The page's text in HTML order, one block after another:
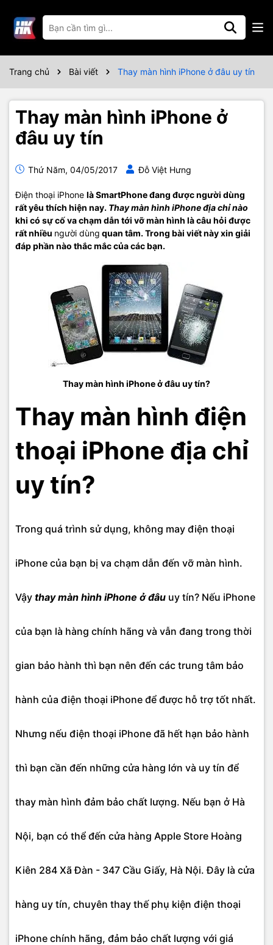
Trang chủ Bài viết Thay màn hình iPhone ở đâu uy tín
Thay màn hình iPhone ở
đâu uy tín
Thứ Năm, 04/05/2017 Đỗ Việt Hưng
Điện thoại iPhone là SmartPhone đang được người dùng
rất yêu thích hiện nay. Thay màn hìnhiPhone địa chỉ nào
khi có sự cố va chạm dẫn tới vỡ màn hình là câu hỏi được
rất nhiều người dùng quan tâm. Trong bài viết này xin giải
đáp phần nào thắc mắc của các bạn.
Thay màn hình iPhone ở đâu uy tín?
Thay màn hình điện
thoại iPhone địa chỉ
uy tín?
Trong quá trình sử dụng, không may điện thoại
iPhone của bạn bị va chạm dẫn đến vỡ màn hình.
Vậy thay màn hình iPhone ở đâu uy tín? Nếu iPhone
của bạn là hàng chính hãng và vẫn đang trong thời
gian bảo hành thì bạn nên đến các trung tâm bảo
hành của điện thoại iPhone để được hỗ trợ tốt nhất.
Nhưng nếu điện thoại iPhone đã hết hạn bảo hành
thì bạn cần đến những cửa hàng lớn và uy tín để
thay màn hình đảm bảo chất lượng. Nếu bạn ở Hà
Nội, bạn có thể đến cửa hàng Apple Store Hoàng
Kiên 284 Xã Đàn - 347 Cầu Giấy, Hà Nội. Đây là cửa
hàng uy tín, chuyên thay thế phụ kiện điện thoại
iPhone chính hãng, đảm bảo chất lượng với giá